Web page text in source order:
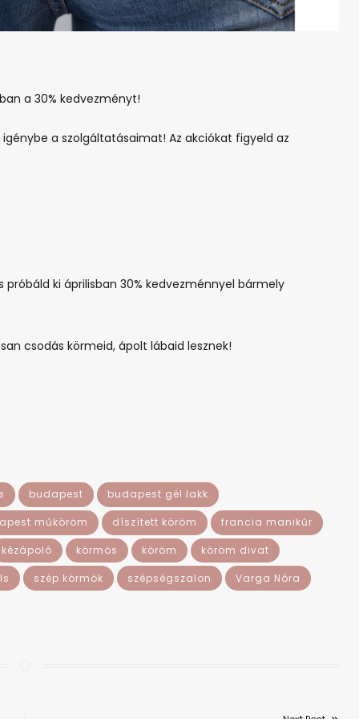
a 30% kedvezményt!
a szolgáltatásaimat! Az akciókat figyeld az
ki áprilisban 30% kedvezménnyel bármely
csodás körmeid, ápolt lábaid lesznek!
budapest budapest gél lakk
műköröm díszített köröm francia manikűr
kézápoló körmös köröm köröm divat
szép körmök szépségszalon Varga Nóra